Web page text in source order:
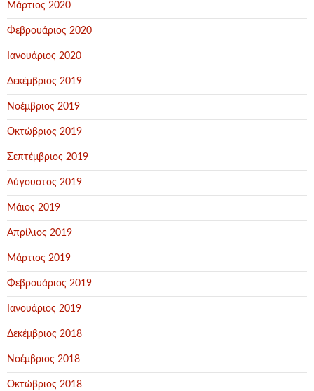
Μάρτιος 2020
Φεβρουάριος 2020
Ιανουάριος 2020
Δεκέμβριος 2019
Νοέμβριος 2019
Οκτώβριος 2019
Σεπτέμβριος 2019
Αύγουστος 2019
Μάιος 2019
Απρίλιος 2019
Μάρτιος 2019
Φεβρουάριος 2019
Ιανουάριος 2019
Δεκέμβριος 2018
Νοέμβριος 2018
Οκτώβριος 2018